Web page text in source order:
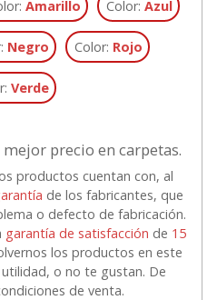
Amarillo Color:Azul
Negro Color: Rojo
Verde
precio en carpetas.
productos cuentan con, al
de los fabricantes, que
o defecto de fabricación.
garantía de satisfacción de 15
los productos en este
o no te gustan. De
de venta.